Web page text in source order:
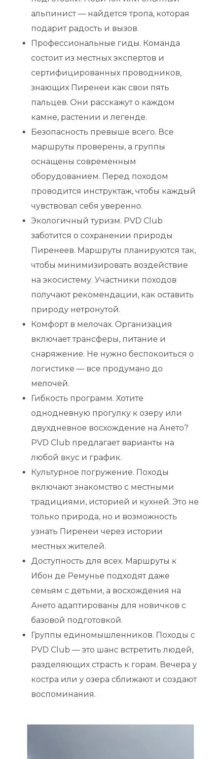
альпинист — найдется тропа, которая
подарит радость и вызов.
Профессиональные гиды. Команда
состоит из местных экспертов и
сертифицированных проводников,
знающих Пиренеи как свои пять
пальцев. Они расскажут о каждом
камне, растении и легенде.
Безопасность превыше всего. Все
маршруты проверены, а группы
оснащены современным
оборудованием. Перед походом
проводится инструктаж, чтобы каждый
чувствовал себя уверенно.
Экологичный туризм. PVD Club
заботится о сохранении природы
Пиренеев. Маршруты планируются так,
чтобы минимизировать воздействие
на экосистему. Участники походов
получают рекомендации, как оставить
природу нетронутой.
Комфорт в мелочах. Организация
включает трансферы, питание и
снаряжение. Не нужно беспокоиться о
логистике — все продумано до
мелочей.
Гибкость программ. Хотите
однодневную прогулку к озеру или
двухдневное восхождение на Ането?
PVD Club предлагает варианты на
любой вкус и график.
Культурное погружение. Походы
включают знакомство с местными
традициями, историей и кухней. Это не
только природа, но и возможность
узнать Пиренеи через истории
местных жителей.
Доступность для всех. Маршруты к
Ибон де Ремунье подходят даже
семьям с детьми, а восхождения на
Ането адаптированы для новичков с
базовой подготовкой.
Группы единомышленников. Походы с
PVD Club — это шанс встретить людей,
разделяющих страсть к горам. Вечера у
костра или у озера сближают и создают
воспоминания.